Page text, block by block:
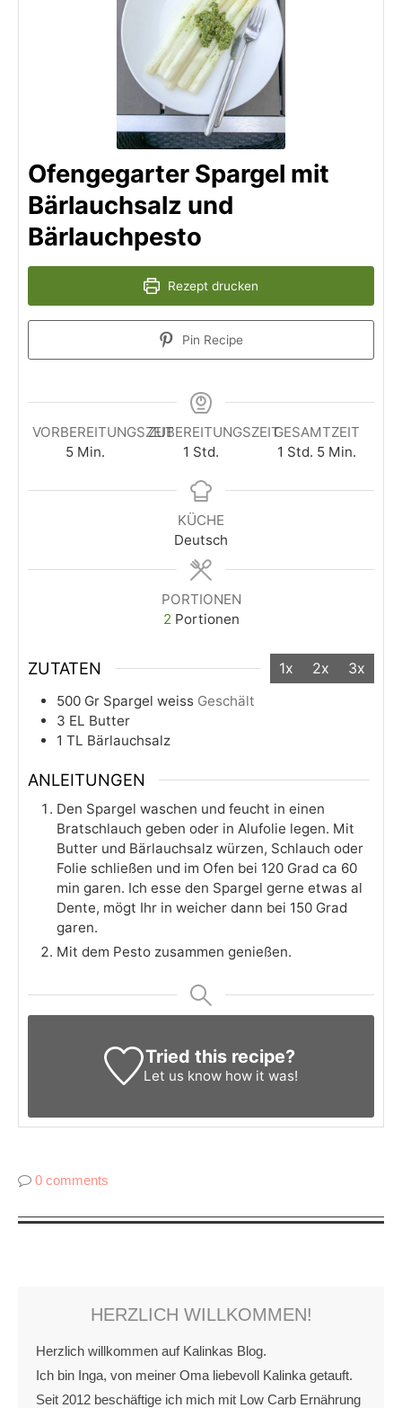
Ofengegarter Spargel mit
Bärlauchsalz und
Bärlauchpesto
Rezept drucken
Pin Recipe
VORBEREITUNGSZEIT
5 Min.
ZUBEREITUNGSZEIT
1 Std.
GESAMTZEIT
1 Std. 5 Min.
KÜCHE
Deutsch
PORTIONEN
2 Portionen
ZUTATEN 1x 2x 3x
500 Gr Spargel weiss Geschält
3 EL Butter
1 TL Bärlauchsalz
ANLEITUNGEN
Den Spargel waschen und feucht in einen
Bratschlauch geben oder in Alufolie legen. Mit
Butter und Bärlauchsalz würzen, Schlauch oder
Folie schließen und im Ofen bei 120 Grad ca 60
min garen. Ich esse den Spargel gerne etwas al
Dente, mögt Ihr in weicher dann bei 150 Grad
garen.
Mit dem Pesto zusammen genießen.
Tried this recipe?
Let us knowhow it was!
0 comments
HERZLICH WILLKOMMEN!
Herzlich willkommen auf Kalinkas Blog.
Ich bin Inga, von meiner Oma liebevoll Kalinka getauft.
Seit 2012 beschäftige ich mich mit Low Carb Ernährung